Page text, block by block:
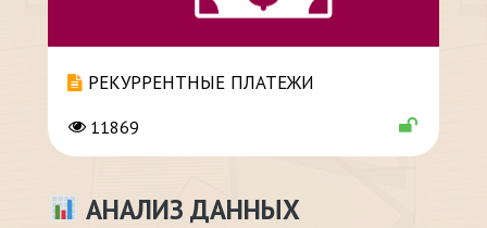
РЕКУРРЕНТНЫЕ ПЛАТЕЖИ
11869
АНАЛИЗ ДАННЫХ